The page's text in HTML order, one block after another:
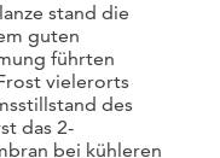
stand die
guten
führten
vielerorts
des
das 2-
bei kühleren